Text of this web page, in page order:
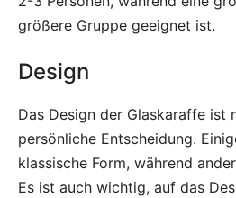
größere Gruppe geeignet ist.
Design
Das Design der Glaskaraffe ist
persönliche Entscheidung.
klassische Form, während
Es ist auch wichtig, auf das